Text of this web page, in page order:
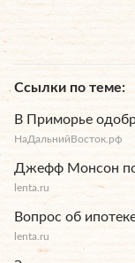
Ссылки по теме
В Приморье
НаДальнийВосток.рф
Джефф Монсон
lenta.ru
Вопрос об
lenta.ru